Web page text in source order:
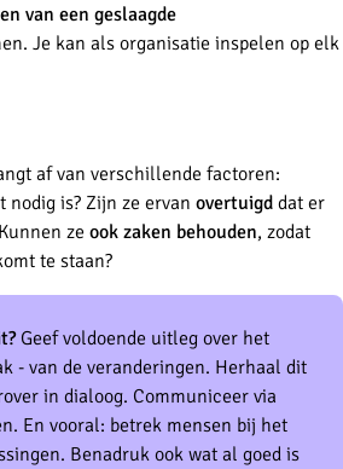
van een geslaagde
Je kan als organisatie inspelen op elk
af van verschillende factoren:
nodig is? Zijn ze ervan overtuigd dat er
ze ook zaken behouden, zodat
te staan?
Geef voldoende uitleg over het
- van de veranderingen. Herhaal dit
in dialoog. Communiceer via
En vooral: betrek mensen bij het
Benadruk ook wat al goed is